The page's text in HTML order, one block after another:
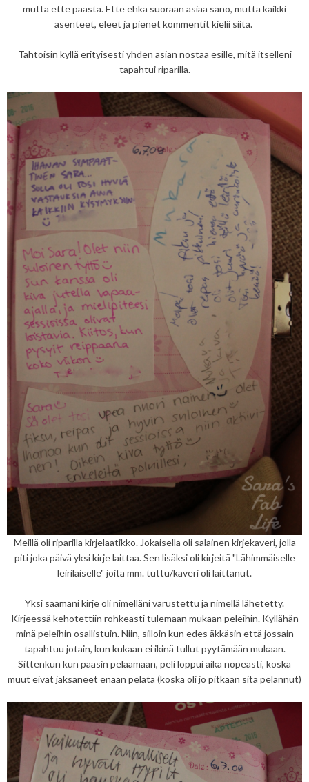
mutta ette päästä. Ette ehkä suoraan asiaa sano, mutta kaikki
asenteet, eleet ja pienet kommentit kielii siitä.
Tahtoisin kyllä erityisesti yhden asian nostaa esille, mitä itselleni
tapahtui riparilla.
Meillä oli riparilla kirjelaatikko. Jokaisella oli salainen kirjekaveri, jolla
piti joka päivä yksi kirje laittaa. Sen lisäksi oli kirjeitä "Lähimmäiselle
leiriläiselle" joita mm. tuttu/kaveri oli laittanut.
Yksi saamani kirje oli nimelläni varustettu ja nimellä lähetetty.
Kirjeessä kehotettiin rohkeasti tulemaan mukaan peleihin. Kyllähän
minä peleihin osallistuin. Niin, silloin kun edes äkkäsin että jossain
tapahtuu jotain, kun kukaan ei ikinä tullut pyytämään mukaan.
Sittenkun kun pääsin pelaamaan, peli loppui aika nopeasti, koska
muut eivät jaksaneet enään pelata (koska oli jo pitkään sitä pelannut)